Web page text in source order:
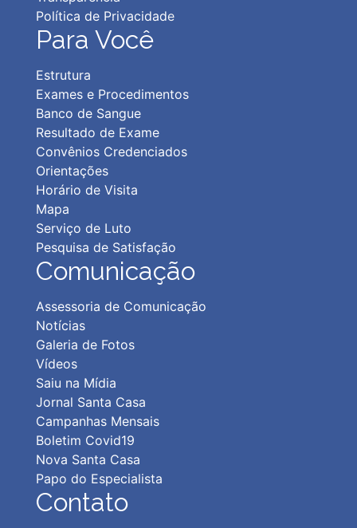
Política de Privacidade
Para Você
Estrutura
Exames e Procedimentos
Banco de Sangue
Resultado de Exame
Convênios Credenciados
Orientações
Horário de Visita
Mapa
Serviço de Luto
Pesquisa de Satisfação
Comunicação
Assessoria de Comunicação
Notícias
Galeria de Fotos
Vídeos
Saiu na Mídia
Jornal Santa Casa
Campanhas Mensais
Boletim Covid19
Nova Santa Casa
Papo do Especialista
Contato